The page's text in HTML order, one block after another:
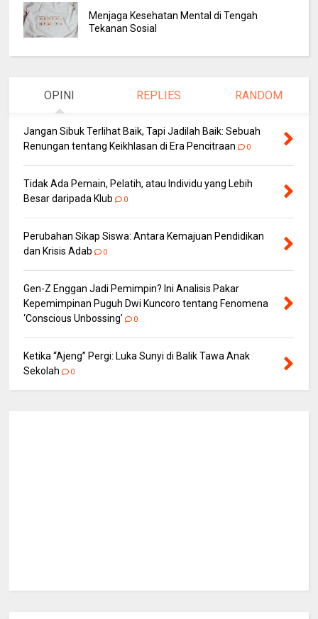
Menjaga Kesehatan Mental di Tengah
Tekanan Sosial
OPINI REPLIES RANDOM
Jangan Sibuk Terlihat Baik, Tapi Jadilah Baik: Sebuah
Renungan tentang Keikhlasan di Era Pencitraan
0
Tidak Ada Pemain, Pelatih, atau Individu yang Lebih
Besar daripada Klub
0
Perubahan Sikap Siswa: Antara Kemajuan Pendidikan
dan Krisis Adab
0
Gen-Z Enggan Jadi Pemimpin? Ini Analisis Pakar
Kepemimpinan Puguh Dwi Kuncoro tentang Fenomena
‘Conscious Unbossing'
0
Ketika “Ajeng” Pergi: Luka Sunyi di Balik Tawa Anak
Sekolah
0